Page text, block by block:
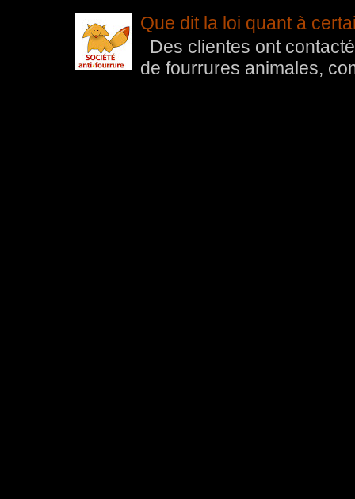
Que dit la loi quant à
Des clientes ont
de fourrures animales,